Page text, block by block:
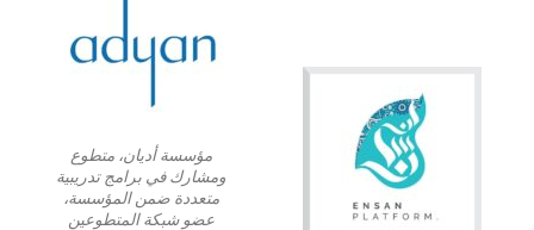
مؤسسة أديان، متطوع
ومشارك في برامج تدريبية
متعددة ضمن المؤسسة،
عضو شبكة المتطوعين